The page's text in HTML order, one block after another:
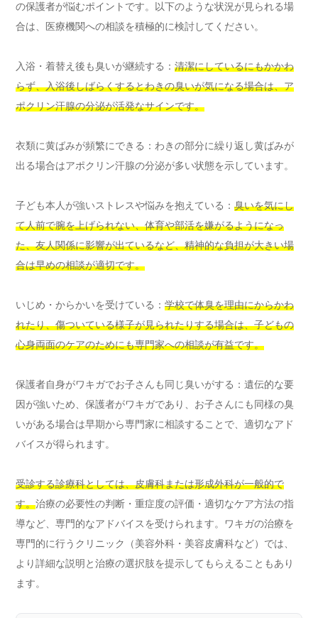
の保護者が悩むポイントです。以下のような状況が見られる場
合は、医療機関への相談を積極的に検討してください。
入浴・着替え後も臭いが継続する： 清潔にしているにもかかわ
らず、入浴後しばらくするとわきの臭いが気になる場合は、ア
ポクリン汗腺の分泌が活発なサインです。
衣類に黄ばみが頻繁にできる：わきの部分に繰り返し黄ばみが
出る場合はアポクリン汗腺の分泌が多い状態を示しています。
子ども本人が強いストレスや悩みを抱えている： 臭いを気にし
て人前で腕を上げられない、体育や部活を嫌がるようになっ
た、友人関係に影響が出ているなど、精神的な負担が大きい場
合は早めの相談が適切です。
いじめ・からかいを受けている： 学校で体臭を理由にからかわ
れたり、傷ついている様子が見られたりする場合は、子どもの
心身両面のケアのためにも専門家への相談が有益です。
保護者自身がワキガでお子さんも同じ臭いがする：遺伝的な要
因が強いため、保護者がワキガであり、お子さんにも同様の臭
いがある場合は早期から専門家に相談することで、適切なアド
バイスが得られます。
受診する診療科としては、皮膚科または形成外科が一般的で
す。治療の必要性の判断・重症度の評価・適切なケア方法の指
導など、専門的なアドバイスを受けられます。ワキガの治療を
専門的に行うクリニック（美容外科・美容皮膚科など）では、
より詳細な説明と治療の選択肢を提示してもらえることもあり
ます。